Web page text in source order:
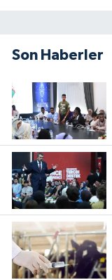
Son Haberler